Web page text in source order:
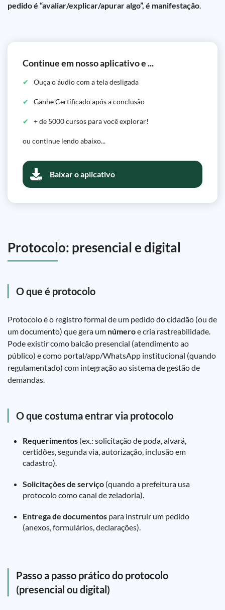
pedido é “avaliar/explicar/apurar algo”, é manifestação.
Continue em nosso aplicativo e ...
Ouça o áudio com a tela desligada
Ganhe Certificado após a conclusão
+ de 5000 cursos para você explorar!
ou continue lendo abaixo...
Baixar o aplicativo
Protocolo: presencial e digital
O que é protocolo
Protocolo é o registro formal de um pedido do cidadão (ou de
um documento) que gera um númeroe cria rastreabilidade.
Pode existir como balcão presencial (atendimento ao
público) e como portal/app/WhatsApp institucional (quando
regulamentado) com integração ao sistema de gestão de
demandas.
O que costuma entrar via protocolo
Requerimentos (ex.: solicitação de poda, alvará,
certidões, segunda via, autorização, inclusão em
cadastro).
Solicitações de serviço (quando a prefeitura usa
protocolo como canal de zeladoria).
Entrega de documentos para instruir um pedido
(anexos, formulários, declarações).
Passo a passo prático do protocolo
(presencial ou digital)